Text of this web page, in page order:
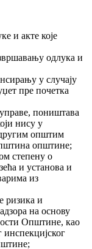
и акте које
одлука и
у случају
пре почетка
поништава
нису у
другим општим
општине;
степену о
и установа и
из
ризика и
на основу
Општине, као
инспекцијског